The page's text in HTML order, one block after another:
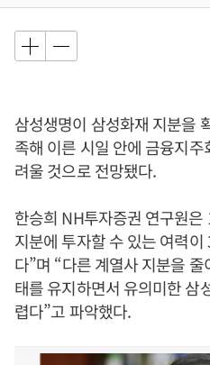
삼성생명이 삼성화재 지분을
족해 이른 시일 안에 금융지
려울 것으로 전망됐다.
한승희 NH투자증권 연구원
지분에 투자할 수 있는 여력
다”며 “다른 계열사 지분을 줄
태를 유지하면서 유의미한 삼
렵다”고 파악했다.